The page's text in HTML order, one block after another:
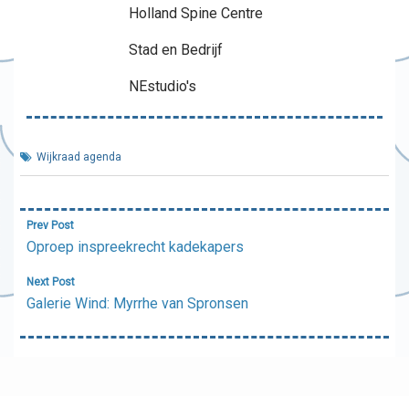
Holland Spine Centre
Stad en Bedrijf
NEstudio's
Wijkraad agenda
Bericht
navigatie
Prev Post
Oproep inspreekrecht kadekapers
Next Post
Galerie Wind: Myrrhe van Spronsen